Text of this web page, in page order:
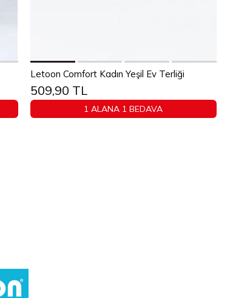
Sepete Ekle
36
Letoon Comfort Kadın Yeşil Ev Terliği
509,90 TL
1 ALANA 1 BEDAVA